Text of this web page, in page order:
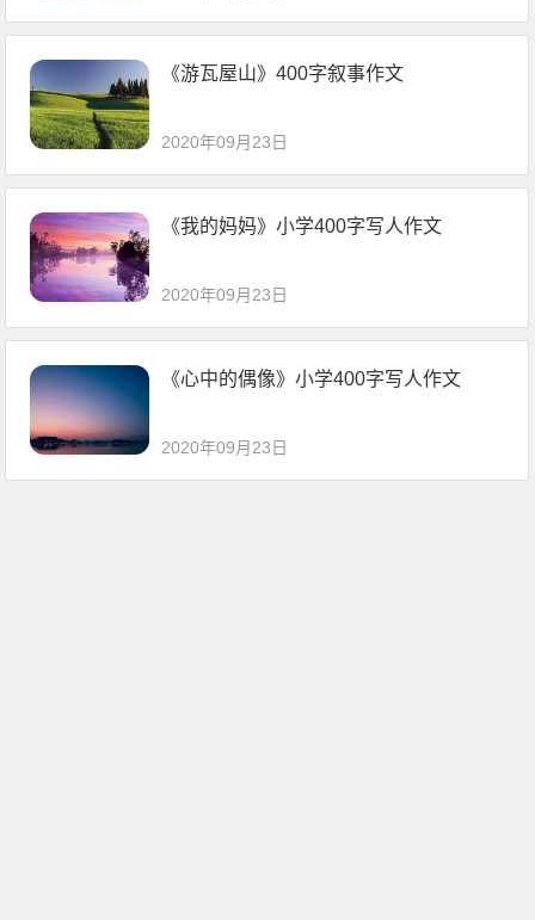
《游瓦屋山》400字叙事作文
2020年09月23日
《我的妈妈》小学400字写人作文
2020年09月23日
《心中的偶像》小学400字写人作文
2020年09月23日